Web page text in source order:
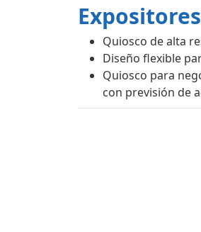
Quiosco de alta
Diseño flexible
Quiosco para
con previsión de